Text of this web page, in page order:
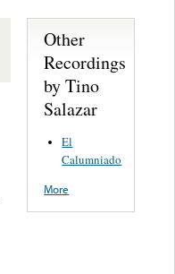
Other
Recordings
by Tino
Salazar
El
Calumniado
More